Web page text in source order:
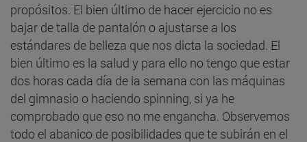
propósitos. El bien último de hacer ejercicio no es
bajar de talla de pantalón o ajustarse a los
estándares de belleza que nos dicta la sociedad. El
bien último es la salud y para ello no tengo que estar
dos horas cada día de la semana con las máquinas
del gimnasio o haciendo spinning, si ya he
comprobado que eso no me engancha. Observemos
todo el abanico de posibilidades que te subirán en el